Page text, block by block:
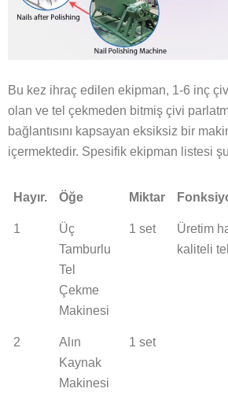
Bu kez ihraç edilen ekipman, 1-6 inç
olan ve tel çekmeden bitmiş çivi
bağlantısını kapsayan eksiksiz bir
içermektedir. Spesifik ekipman listesi
Hayır. Öğe Miktar
1
Üç
Tamburlu
Tel
Çekme
Makinesi
1 set
Üretim
kaliteli
2
Alın
Kaynak
Makinesi
1 set